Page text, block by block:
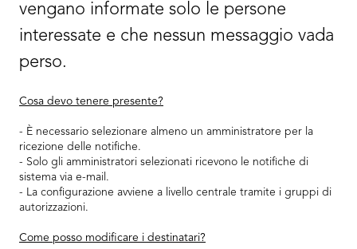
vengano informate solo le persone
interessate e che nessun messaggio vada
perso.
Cosa devo tenere presente?
- È necessario selezionare almeno un amministratore per la
ricezione delle notifiche.
- Solo gli amministratori selezionati ricevono le notifiche di
sistema via e-mail.
- La configurazione avviene a livello centrale tramite i gruppi di
autorizzazioni.
Come posso modificare i destinatari?